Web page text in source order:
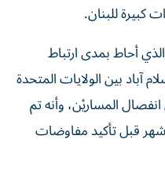
كبيرة للبنان.
أحاط بمدى ارتباط
بين الولايات المتحدة
المساريْن، وأنه تم
قبل تأكيد مفاوضات